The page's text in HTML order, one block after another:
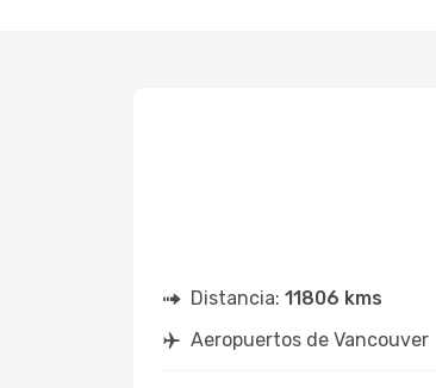
Distancia: 11806 kms
Aeropuertos de Vancouver